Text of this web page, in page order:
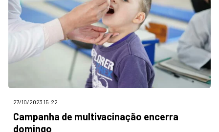
27/10/2023 15:22
Campanha de multivacinação encerra
domingo